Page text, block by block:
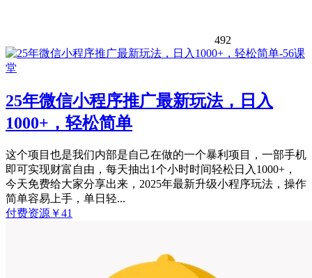
492
25年微信小程序推广最新玩法，日入
1000+，轻松简单
这个项目也是我们内部是自己在做的一个暴利项目，一部手机
即可实现财富自由，每天抽出1个小时时间轻松日入1000+，
今天免费给大家分享出来，2025年最新升级小程序玩法，操作
简单容易上手，单日轻...
付费资源 ￥41